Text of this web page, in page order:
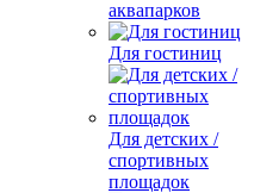
аквапарков
Для гостиниц
Для детских /
спортивных
площадок